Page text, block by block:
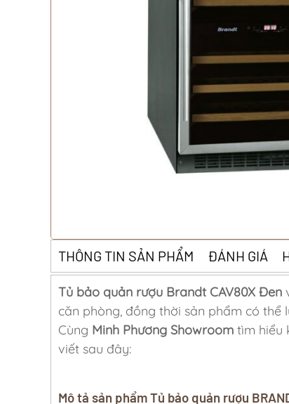
THÔNG TIN SẢN PHẨM ĐÁNH GIÁ
Tủ bảo quản rượu Brandt CAV80X Đen
căn phòng, đồng thời sản phẩm có
Cùng Minh Phương Showroom tìm hiểu
viết sau đây:
Mô tả sản phẩm Tủ bảo quản rượu